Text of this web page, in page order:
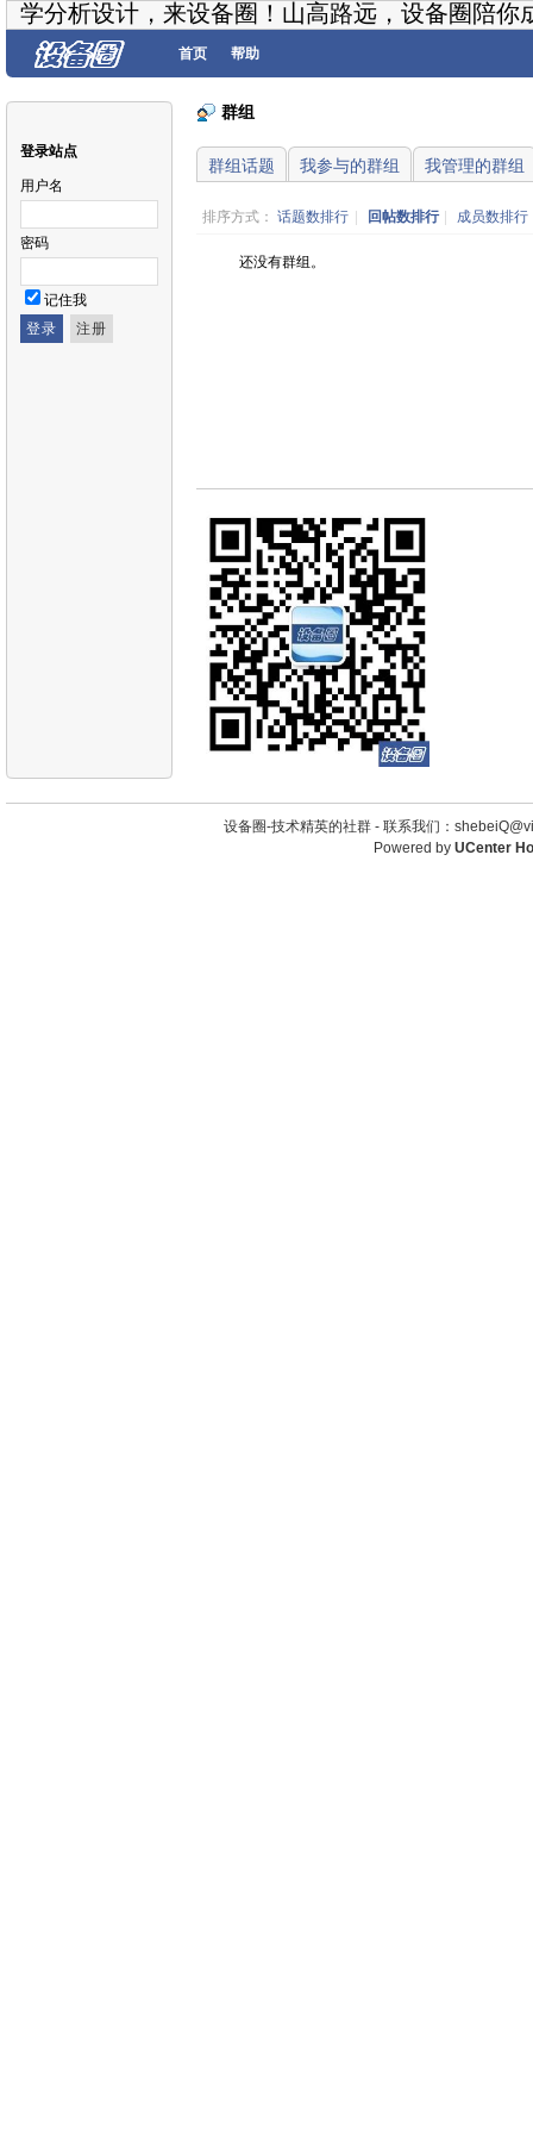
学分析设计，来设备圈！山高路远，设备圈陪你
首页 帮助
登录站点
用户名
密码
记住我
群组
群组话题 我参与的群组 我管理的群组
排序方式： 话题数排行 回帖数排行 成员数排行
还没有群组。
设备圈-技术精英的社群 - 联系我们：
Powered by UCenter